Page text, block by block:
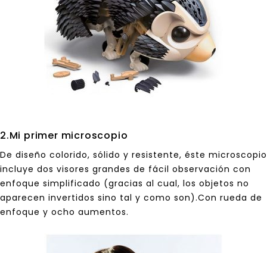
2.Mi primer microscopio
De diseño colorido, sólido y resistente, éste microscopio
incluye dos visores grandes de fácil observación con
enfoque simplificado (gracias al cual, los objetos no
aparecen invertidos sino tal y como son).Con rueda de
enfoque y ocho aumentos.